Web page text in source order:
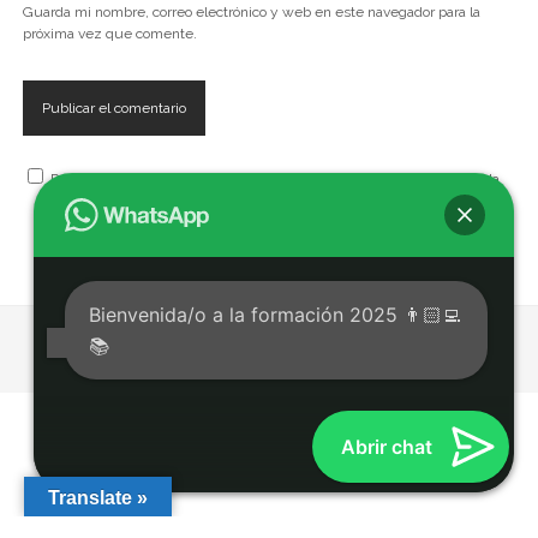
Guarda mi nombre, correo electrónico y web en este navegador para la
próxima vez que comente.
Recibe, artículos, cursos, seminarios, talleres y eventos de la Escuela
Tema Chosen para WordPress de Compete Themes.
Translate »
Bienvenida/o a la formación 2025 👨🏻‍💻
📚
Abrir chat